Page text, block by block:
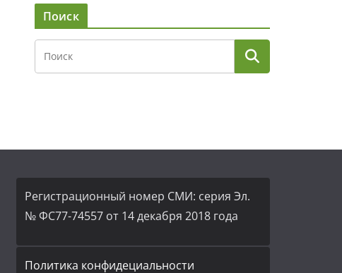
Поиск
Регистрационный номер СМИ: серия Эл.
№ ФС77-74557 от 14 декабря 2018 года
Политика конфидециальности